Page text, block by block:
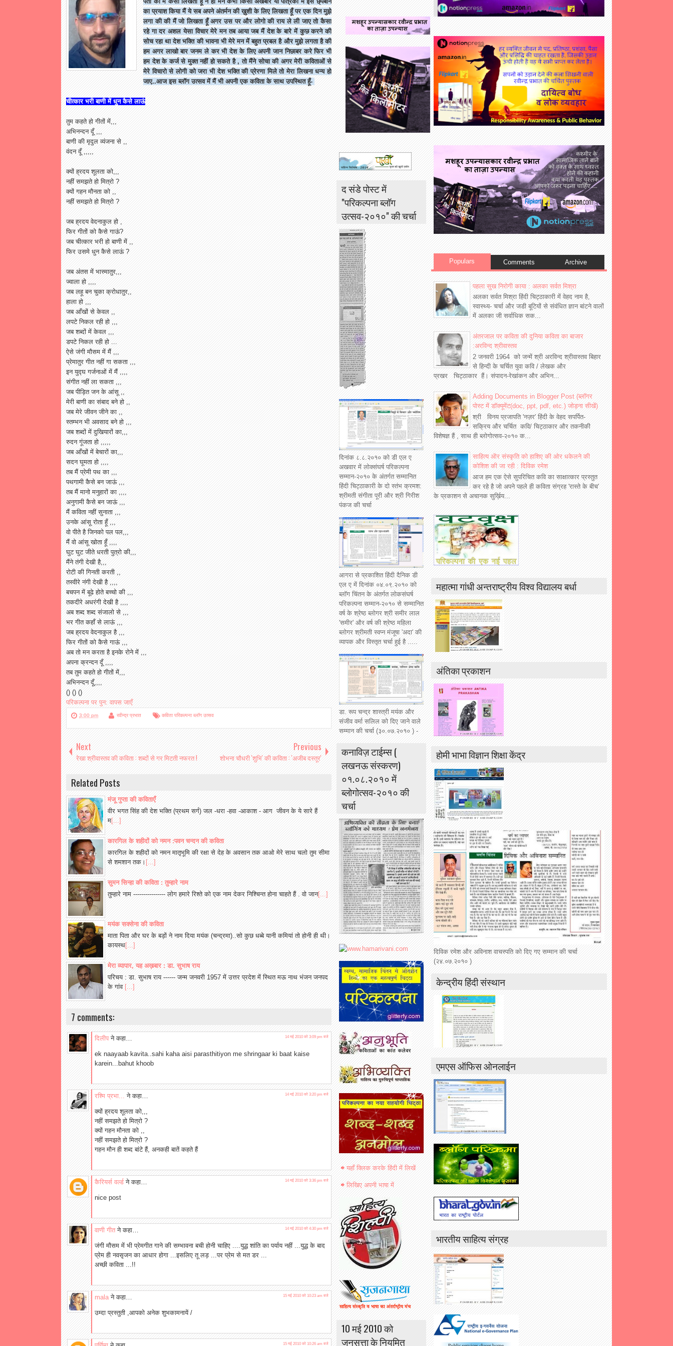
का प्रयाश किया मैं ये सब अपने अंतर्मन की ख़ुशी के लिए लिखता हूँ पर एक दिन मुझे
लगा की की मैं जो लिखता हूँ अगर उस पर और लोगो की राय ले ली जाए तो कैसा
रहे गा दर अशल येसा विचार मेरे मन तब आया जब मैं देश के बारे में कुछ करने की
सोच रहा था देश भक्ति की भावना भी मेरे मन में बहुत प्रबल है और मुझे लगता है की
हम अगर लाखो बार जनम ले कर भी देश के लिए अपनी जान निछाबर करे फिर भी
हम देश के कर्ज से मुक्त नहीं हो सकते है , तो मैंने सोचा की अगर मेरी कविताओं से
मेरे विचारो से लोगी को जरा भी देश भक्ति की प्रेरणा मिले तो मेरा लिखना धन्य हो
जाए..आज इस ब्लॉग उत्सव में मैं भी अपनी एक कविता के साथ उपस्थित हूँ-
चीत्कार भरी बाणी में धुन कैसे लाऊं
तुम कहते हो गीतों में,,,
अभिनन्दन दूँ ,,,
बाणी की मृदुल व्यंजना से ,,
वंदन दूँ ,,,,,
क्यों ह्रदय शूलता को,,,
नहीं समझते हो मित्रो ?
क्यों गहन मौनता को ,,
नहीं समझते हो मित्रो ?
जब ह्रदय वेदनाकुल हो ,
फिर गीतों को कैसे गाऊं?
जब चीत्कार भरी हो बाणी में ,,
फिर उसमे धुन कैसे लाऊं ?
जब अंतस में भास्मातुर,,,
ज्वाला हो ,,,,
जब लहू बन चुका क्रोधातुर,,
हाला हो ,,,
जब आँखों से केवल ,,
लपटे निकल रही हो ,,,
जब शब्दों में केवल ,,,
डपटे निकल रही हो ...
ऐसे जंगी मौसम में मैं ,,,
प्रेमातुर गीत नहीं गा सकता ,,,
इन युद्घ गर्जनाओं में मैं ,,,,
संगीत नहीं ला सकता ,,,
जब पीड़ित जन के आंसू ,,
मेरी बाणी का संबाद बने हो ,,
जब मेरे जीवन जीने का ,,
स्तम्भन भी अवसाद बने हो ,,,
जब शब्दों में दुखियारों का,,,
रुदन गूंजता हो ,,,,,
जब आँखों में बेचारों का,,,
सदन घूमता हो ,,,,
तब मैं प्रेमी पथ का ,,,
पथगामी कैसे बन जाऊं ,,,
तब मैं मानो मनुहारों का ,,,,
अनुगामी कैसे बन जाऊं ,,,
मैं कविता नहीं सुनाता ,,,
उनके आंसू रोता हूँ ,,,
वो पीते है जिनको पल पल,,,
मैं वो आंसू खोता हूँ ,,,,
घुट घुट जीते धरती पुत्रो की,,,
मैंने तंगी देखी है,,,
रोटी की गिनती करती ,,
तस्वीरे नंगी देखी है ,,,,
बचपन में बूढे होते बच्चो की ,,,
तकदीरे अधरंगी देखी है ,,,,
अब शब्द शब्द संजालो से ,,,
भर गीत कहाँ से लाऊं ,,,
जब ह्रदय वेदनाकुल है ,,,
फिर गीतों को कैसे गाऊं ,,,
अब तो मन करता है इनके रोने में ,,,
अपना क्रन्दन दूँ ,,,,
तब तुम कहते हो गीतों में,,,
अभिनन्दन दूँ,,,,
() () ()
परिकल्पना पर पुन: वापस जाएँ
3:00 pm रवीन्द्र प्रभात कविता परिकल्पना ब्लॉग उत्सव
Next
रेखा श्रीवास्तव की कविता : शब्दों से गर मिटती नफरत !
Previous
शोभना चौधरी 'शुभि' की कविता : 'अजीब दस्तूर'
Related Posts
मंजू गुप्ता की कविताएँ
वीर भगत सिंह की देश भक्ति (प्रथम सर्ग) जल -धरा -हवा -आकाश - आग जीवन के ये सारे हैं
म[...]
कारगिल के शहीदों को नमन :पवन चन्दन की कविता
कारगिल के शहीदों को नमन मातृभूमि की रक्षा से देह के अवसान तक आओ मेरे साथ चलो तुम सीमा
से शमशान तक।[...]
सुमन सिन्हा की कविता : तुम्हारे नाम
तुम्हारे नाम ---------------- लोग हमारे रिश्ते को एक नाम देकर निश्चिन्त होना चाहते हैं . वो जान[...]
मयंक सक्सेना की कविता
माता पिता और घर के बड़ों ने नाम दिया मयंक (चन्द्रमा)..सो कुछ धब्बे यानी कमियां तो होनी ही थी।
कायस्थ[...]
मेरा व्यापार, यह अख़बार : डा. सुभाष राय
परिचय : डा. सुभाष राय ------ जन्म जनवरी 1957 में उत्तर प्रदेश में स्थित मऊ नाथ भंजन जनपद
के गांव[...]
7 comments:
दिलीपने कहा… 14 मई 2010 को 3:09 pm बजे
ek naayaab kavita..sahi kaha aisi parasthitiyon me shringaar ki baat kaise
karein...bahut khoob
रश्मि प्रभा... ने कहा… 14 मई 2010 को 3:20 pm बजे
क्यों ह्रदय शूलता को,,,
नहीं समझते हो मित्रो ?
क्यों गहन मौनता को ,,
नहीं समझते हो मित्रो ?
गहन मौन ही शब्द बांटे हैं, अनकही बातें कहते हैं
कैरियर्स वर्ल्ड ने कहा… 14 मई 2010 को 3:36 pm बजे
nice post
वाणी गीतने कहा… 14 मई 2010 को 4:30 pm बजे
जंगी मौसम में भी प्रेमगीत गाने की सम्भावना बची होनी चाहिए ....युद्ध शांति का पर्याय नहीं ...युद्ध के बाद
प्रेम ही नवसृजन का आधार होगा ...इसलिए तू लड़ ...पर प्रेम से मत डर ...
अच्छी कविता ...!!
mala ने कहा… 15 मई 2010 को 10:23 am बजे
उम्दा प्रस्तुती ,आपको अनेक शुभकामनायें /
15 मई 2010 को 10:26 am बजे
Populars Comments Archive
पहला सुख निरोगी काया : अलका सर्वत मिश्रा
अलका सर्वत मिश्रा हिंदी चिट्ठाकारी में वेहद नाम है,
स्वास्थ्य- चर्चा और जडी बूटियों से संवंधित ज्ञान बांटने वालों
में अलका जी सर्वाधिक सक...
अंतरजाल पर कविता की दुनिया कविता का बाजार
:अरविन्द श्रीवास्तव
2 जनवरी 1964 को जन्में श्री अरविन्द श्रीवास्तव बिहार
से हिन्दी के चर्चित युवा कवि / लेखक और
प्रखर चिट्ठाकार हैं। संपादन-रेखांकन और अभिन...
Adding Documents in Blogger Post (ब्लॉगर
पोस्ट में डॉक्यूमेंट(doc, ppt, pdf, etc.) जोड़ना सीखें)
श्री विनय प्रजापति 'नज़र' हिंदी के वेहद सपर्पित-
सक्रिय और चर्चित कवि/ चिट्ठाकार और तकनीकी
विशेषज्ञ हैं , साथ ही ब्लोगोत्सव-२०१० क...
साहित्य ऒर संस्कृति को हाशिए की ओर धकेलने की
कोशिश की जा रही : दिविक रमेश
आज हम एक ऐसे सुपरिचित कवि का साक्षात्कार प्रस्तुत
कर रहे है जो अपने पहले ही कविता संग्रह 'रास्ते के बीच'
के प्रकाशन से अचानक सुर्ख़िय...
महात्मा गांधी अन्तराष्ट्रीय विश्व विद्यालय बर्धा
अंतिका प्रकाशन
होमी भाभा विज्ञान शिक्षा केंद्र
दिविक रमेश और अविनाश वाचस्पति को दिए गए सम्मान की चर्चा
(२४.०७.२०१० )
केन्द्रीय हिंदी संस्थान
एमएस ऑफिस ओनलाईन
भारतीय साहित्य संग्रह
द संडे पोस्ट में
"परिकल्पना ब्लॉग
उत्सव-२०१०" की चर्चा
दिनांक ८.८.२०१० को डी एल ए
अखवार में लोक्संघर्ष परिकल्पना
सम्मान-२०१० के अंतर्गत सम्मानित
हिंदी चिट्ठाकारी के दो स्तंभ क्रमश:
श्रीमती संगीता पूरी और श्री गिरीश
पंकज की चर्चा
आगरा से प्रकाशित हिंदी दैनिक डी
एल ए में दिनांक ०४.०९.२०१० को
ब्लॉग चिंतन के अंतर्गत लोकसंघर्ष
परिकल्पना सम्मान-२०१० से सम्मानित
वर्ष के श्रेष्ठ ब्लोगर श्री समीर लाल
'समीर' और वर्ष की श्रेष्ठ महिला
ब्लोगर श्रीमती स्वप्न मंजूषा 'अदा' की
व्यापक और विस्तृत चर्चा हुई है .....
डा. रूप चन्द्र शास्त्री मयंक और
संजीव वर्मा सलिल को दिए जाने वाले
सम्मान की चर्चा (३०.०७.२०१० ) -
कनाविज़ टाईम्स (
लखनऊ संस्करण)
०१.०८.२०१० में
ब्लोगोत्सव-२०१० की
चर्चा
यहाँ क्लिक करके हिंदी में लिखें
लिखिए अपनी भाषा में
10 मई 2010 को
जनसत्ता के नियमित